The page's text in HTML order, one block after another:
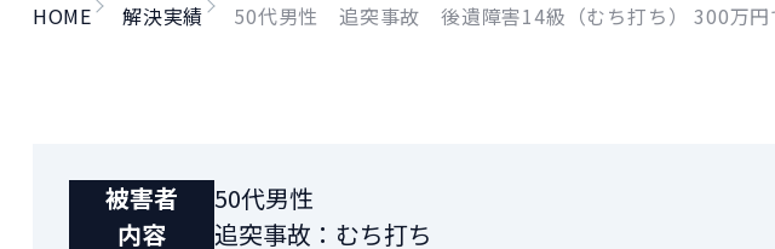
HOME 解決実績 50代男性 追突事故 後遺障害14級（むち打ち） 300万円
被害者 50代男性
内容
追突事故：むち打ち